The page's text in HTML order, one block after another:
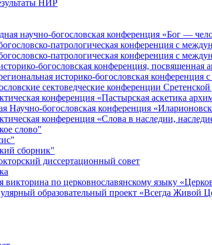
НИР
научно-богословская конференция «Бог —
патрологическая конференция с
патрологическая конференция с
богословская конференция,
историко-богословская
сектоведческие конференции
конференция «Пастырская аскетика
Научно-богословская конференция
конференция «Cлова в наследии,
слово"
сборник"
диссертационный совет
по церковнославянскому языку
образовательный проект «Всегда Живой